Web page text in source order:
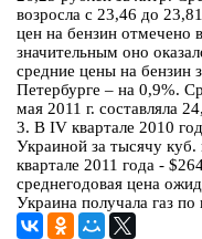
возросла с 23,46 до
цен на бензин
значительным оно
средние цены на бензин
Петербурге – на 0,9%.
мая 2011 г. составляла
3. В IV квартале 2010
Украиной за тысячу куб.
квартале 2011 года -
среднегодовая цена
Украина получала газ